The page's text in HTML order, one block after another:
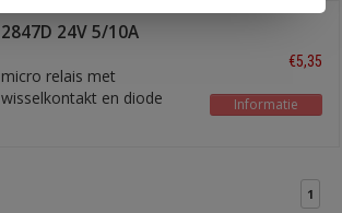
2847D 24V 5/10A
micro relais met
wisselkontakt en diode
€5,35
Informatie
1